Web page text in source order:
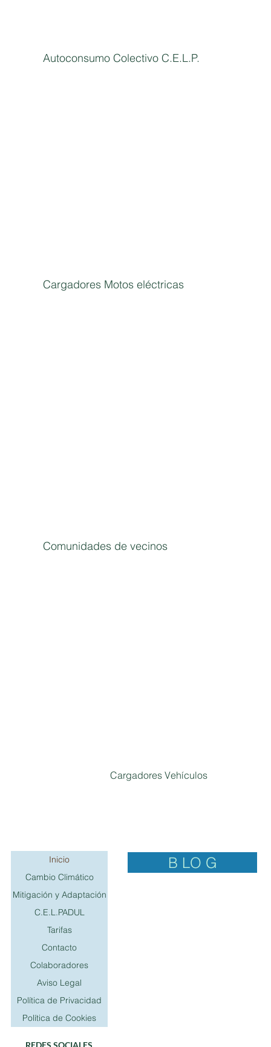
Autoconsumo Colectivo C.E.L.P.
Cargadores Motos eléctricas
Comunidades de vecinos
Cargadores Vehículos
Inicio
Cambio Climático
Mitigación y Adaptación
C.E.L.PADUL
Tarifas
Contacto
Colaboradores
Aviso Legal
Política de Privacidad
Política de Cookies
B LO G
REDES SOCIALES